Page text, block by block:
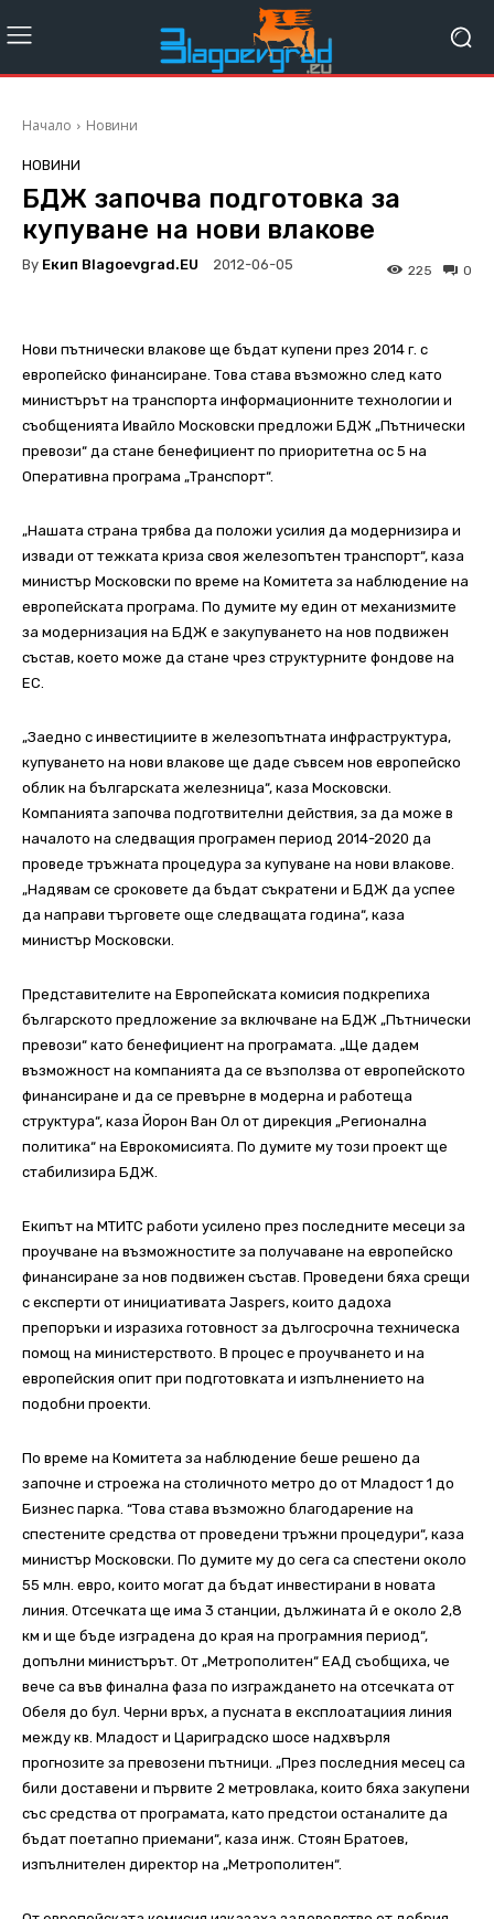
Начало Новини
НОВИНИ
БДЖ започва подготовка за
купуване на нови влакове
By Екип Blagoevgrad.EU 2012-06-05 0
225
Нови пътнически влакове ще бъдат купени през 2014 г. с
европейско финансиране. Това става възможно след като
министърът на транспорта информационните технологии и
съобщенията Ивайло Московски предложи БДЖ „Пътнически
превози“ да стане бенефициент по приоритетна ос 5 на
Оперативна програма „Транспорт“.
„Нашата страна трябва да положи усилия да модернизира и
извади от тежката криза своя железопътен транспорт“, каза
министър Московски по време на Комитета за наблюдение на
европейската програма. По думите му един от механизмите
за модернизация на БДЖ е закупуването на нов подвижен
състав, което може да стане чрез структурните фондове на
ЕС.
„Заедно с инвестициите в железопътната инфраструктура,
купуването на нови влакове ще даде съвсем нов европейско
облик на българската железница“, каза Московски.
Компанията започва подготвителни действия, за да може в
началото на следващия програмен период 2014-2020 да
проведе тръжната процедура за купуване на нови влакове.
„Надявам се сроковете да бъдат съкратени и БДЖ да успее
да направи търговете още следващата година“, каза
министър Московски.
Представителите на Европейската комисия подкрепиха
българското предложение за включване на БДЖ „Пътнически
превози“ като бенефициент на програмата. „Ще дадем
възможност на компанията да се възползва от европейското
финансиране и да се превърне в модерна и работеща
структура“, каза Йорон Ван Ол от дирекция „Регионална
политика“ на Еврокомисията. По думите му този проект ще
стабилизира БДЖ.
Екипът на МТИТС работи усилено през последните месеци за
проучване на възможностите за получаване на европейско
финансиране за нов подвижен състав. Проведени бяха срещи
с експерти от инициативата Jaspers, които дадоха
препоръки и изразиха готовност за дългосрочна техническа
помощ на министерството. В процес е проучването и на
европейския опит при подготовката и изпълнението на
подобни проекти.
По време на Комитета за наблюдение беше решено да
започне и строежа на столичното метро до от Младост 1 до
Бизнес парка. “Това става възможно благодарение на
спестените средства от проведени тръжни процедури“, каза
министър Московски. По думите му до сега са спестени около
55 млн. евро, които могат да бъдат инвестирани в новата
линия. Отсечката ще има 3 станции, дължината й е около 2,8
км и ще бъде изградена до края на програмния период“,
допълни министърът. От „Метрополитен“ ЕАД съобщиха, че
вече са във финална фаза по изграждането на отсечката от
Обеля до бул. Черни връх, а пусната в експлоатациия линия
между кв. Младост и Цариградско шосе надхвърля
прогнозите за превозени пътници. „През последния месец са
били доставени и първите 2 метровлака, които бяха закупени
със средства от програмата, като предстои останалите да
бъдат поетапно приемани“, каза инж. Стоян Братоев,
изпълнителен директор на „Метрополитен“.